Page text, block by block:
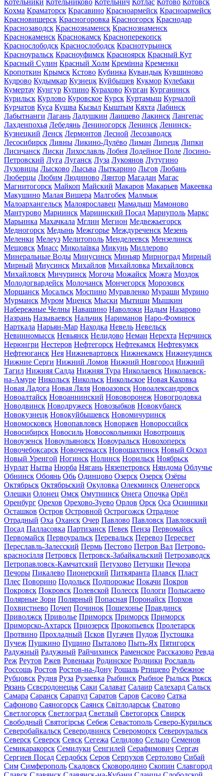
Котельники Котельниково Котельнич Котлас Котово Котовск
Кохма Краматорск Красавино Красноармейск Красноармейск
Красновишерск Красногоровка Красногорск Краснодар
Краснозаводск Краснознаменск Краснознаменск
Краснокаменск Краснокамск Красноперекопск
Краснослободск Краснослободск Краснотурьинск
Красноуральск Красноуфимск Красноярск Красный Кут
Красный Сулин Красный Холм Кремінна Кременки
Кропоткин Крымск Кстово Кубинка Кувандык Кувшиново
Кудрово Кудымкар Кузнецк Куйбышев Кукмор Кулебаки
Кумертау Кунгур Купино Курахово Курган Курганинск
Курильск Курлово Куровское Курск Куртамыш Курчалой
Курчатов Куса Кушва Кызыл Кыштым Кяхта Лабинск
Лабытнанги Лагань Ладушкин Лаишево Лакинск Лангепас
Лахденпохья Лебедянь Лениногорск Ленинск Ленинск-
Кузнецкий Ленск Лермонтов Лесной Лесозаводск
Лесосибирск Ливны Ликино-Дулёво Лиман Липецк Липки
Лисичанск Лиски Лихославль Лобня Лодейное Поле Лосино-
Петровский Луга Луганск Луза Лукоянов Лутугино
Луховицы Лысково Лысьва Лыткарино Льгов Любань
Люберцы Любим Людиново Лянтор Магадан Магас
Магнитогорск Майкоп Майский Макаров Макарьев Макеевка
Макушино Малая Вишера Малгобек Малмыж
Малоархангельск Малоярославец Мамадыш Мамоново
Мантурово Мариинск Мариинский Посад Мариуполь Маркс
Марьинка Махачкала Мглин Мегион Медвежьегорск
Медногорск Медынь Межгорье Междуреченск Мезень
Меленки Мелеуз Мелитополь Менделеевск Мензелинск
Мещовск Миасс Миколаївка Микунь Миллерово
Минеральные Воды Минусинск Миньяр Мирноград Мирный
Мирный Миусинск Михайлов Михайловка Михайловск
Михайловск Мичуринск Могоча Можайск Можга Моздок
Молодогвардейск Молочанск Мончегорск Морозовск
Моршанск Мосальск Моспино Муравленко Мураши Мурино
Мурманск Муром Мценск Мыски Мытищи Мышкин
Набережные Челны Навашино Наволоки Надым Назарово
Назрань Называевск Нальчик Нариманов Наро-Фоминск
Нарткала Нарьян-Мар Находка Невель Невельск
Невинномысск Невьянск Нелидово Неман Нерехта Нерчинск
Нерюнгри Нестеров Нефтегорск Нефтекамск Нефтекумск
Нефтеюганск Нея Нижневартовск Нижнекамск Нижнеудинск
Нижние Серги Нижний Ломов Нижний Новгород Нижний
Тагил Нижняя Салда Нижняя Тура Николаевск Николаевск-
на-Амуре Никольск Никольск Никольское Новая Каховка
Новая Ладога Новая Ляля Новоазовск Новоалександровск
Новоалтайск Новоаннинский Нововоронеж Новогродовка
Новодвинск Новодружеск Новозыбков Новокубанск
Новокузнецк Новокуйбышевск Новомичуринск
Новомосковск Новопавловск Новоржев Новороссийск
Новосибирск Новосиль Новосокольники Новотроицк
Новоузенск Новоульяновск Новоуральск Новохоперск
Новочебоксарск Новочеркасск Новошахтинск Новый Оскол
Новый Уренгой Ногинск Нолинск Норильск Ноябрьск
Нурлат Нытва Нюрба Нягань Нязепетровск Няндома Облучье
Обнинск Обоянь Обь Одинцово Озерск Озерск Озёры
Октябрьск Октябрьский Окуловка Олекминск Оленегорск
Олешки Олонец Омск Омутнинск Онега Опочка Орёл
Оренбург Орехов Орехово-Зуево Орлов Орск Оса Осинники
Осташков Остров Островной Острогожск Отрадное
Отрадный Оха Оханск Очер Павлово Павловск Павловский
Посад Палласовка Партизанск Певек Пенза Первомайск
Первомайск Первоуральск Перевальск Перевоз Пересвет
Переславль-Залесский Пермь Пестово Петров Вал Петрово-
красносілля Петровск Петровск-Забайкальский Петрозаводск
Петропавловск-Камчатский Петухово Петушки Печора
Печоры Пикалево Пионерский Питкяранта Плавск Пласт
Плес Поворино Подольск Подпорожье Покачи Покров
Покровск Покровск Полевской Полесск Пологи Полысаево
Полярные Зори Полярный Попасная Поронайск Порхов
Похвистнево Почеп Починок Пошехонье Правдинск
Приволжск Приволье Приморск Приморск Приморск
Приморско-Ахтарск Приозерск Прокопьевск Пролетарск
Протвино Прохладный Псков Пугачев Пудож Пустошка
Пучеж Пушкино Пущино Пыталово Пыть-Ях Пятигорск
Радужный Радужный Райчихинск Раменское Рассказово Ревда
Реж Реутов Ржев Ровеньки Родинское Родники Рославль
Россошь Ростов Ростов-на-Дону Рошаль Ртищево Рубежное
Рубцовск Рудня Руза Рузаевка Рыбинск Рыбное Рыльск Ряжск
Рязань Сєвєродонецьк Саки Салават Салаир Салехард Сальск
Самара Саранск Сарапул Саратов Саров Сасово Сатка
Сафоново Саяногорск Саянск Світлодарськ Сватово
Светлогорск Светлоград Светлый Светогорск Свирск
Свободный Святогірськ Себеж Севастополь Северо-Курильск
Северобайкальск Северодвинск Североморск Североуральск
Северск Северск Севск Сегежа Селидово Сельцо Семенов
Семикаракорск Семилуки Сенгилей Серафимович Сергач
Сергиев Посад Сердобск Серов Серпухов Сертолово Сибай
Сим Симферополь Скадовск Сковородино Скопин Славгород